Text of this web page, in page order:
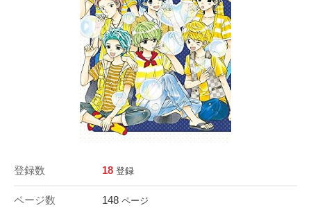
登録数 18 登録
ページ数 148 ページ